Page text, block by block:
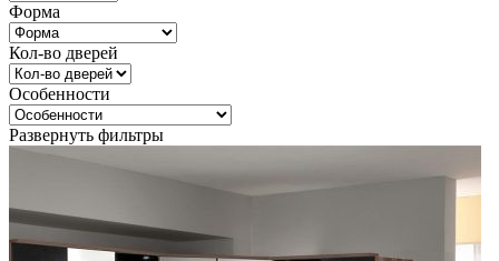
Форма
Кол-во дверей
Особенности
Развернуть фильтры